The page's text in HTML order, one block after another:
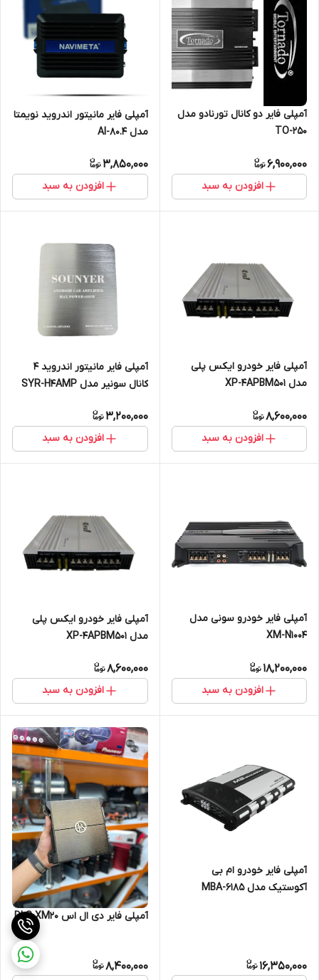
آمپلی فایر دو کانال تورنادو مدل
TO-250
6,900,000
افزودن به سبد
آمپلی فایر مانیتور اندروید نویمتا
مدل AI-80.4
3,850,000
افزودن به سبد
آمپلی فایر خودرو ایکس پلی
مدل XP-4APBM501
8,600,000
افزودن به سبد
آمپلی فایر مانیتور اندروید 4
کانال سونیر مدل SYR-H4AMP
3,200,000
افزودن به سبد
آمپلی فایر خودرو سونی مدل
XM-N1004
18,200,000
افزودن به سبد
آمپلی فایر خودرو ایکس پلی
مدل XP-4APBM501
8,600,000
افزودن به سبد
آمپلی فایر خودرو ام بی
آکوستیک مدل MBA-6185
16,350,000
آمپلی فایر دی ال اس DLS XM20
8,400,000